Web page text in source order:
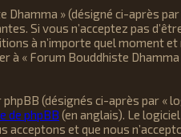
Dhamma » (désigné ci-après
Si vous n’acceptez pas
à n’importe quel moment
à « Forum Bouddhiste
(désignés ci-après par «
de phpBB (en anglais). Le
acceptons et que nous